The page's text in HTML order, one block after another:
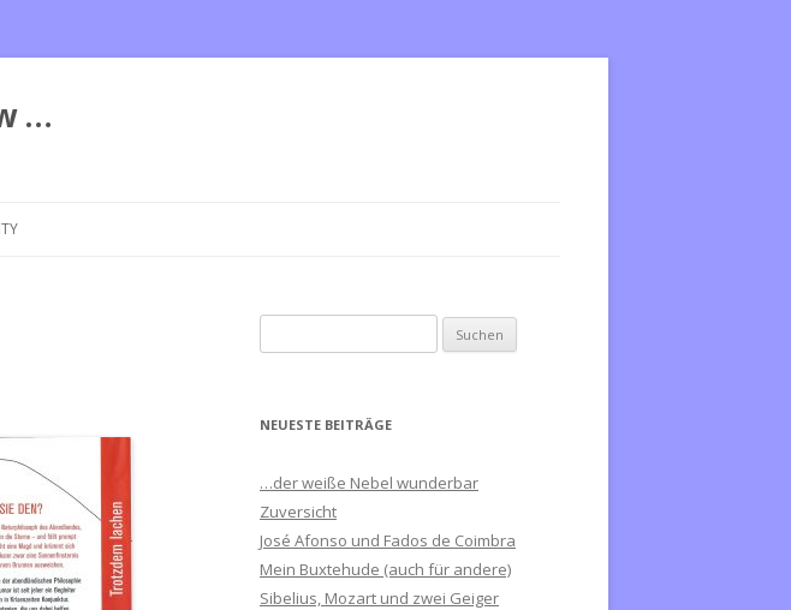
…
u
h
n
a
c
h
NEUESTE BEITRÄGE
…der weiße Nebel wunderbar
Zuversicht
José Afonso und Fados de Coimbra
Mein Buxtehude (auch für andere)
Sibelius, Mozart und zwei Geiger